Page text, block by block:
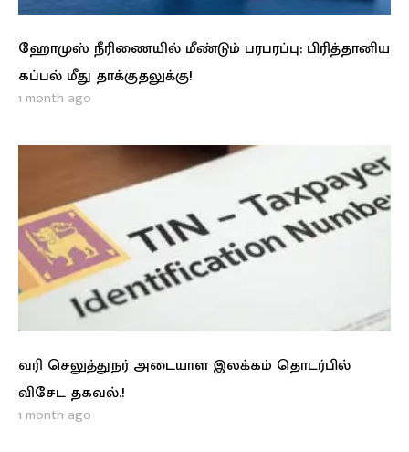
ஹோமுஸ் நீரிணையில் மீண்டும் பரபரப்பு: பிரித்தானிய
கப்பல் மீது தாக்குதலுக்கு!
1 month ago
வரி செலுத்துநர் அடையாள இலக்கம் தொடர்பில்
விசேட தகவல்.!
1 month ago